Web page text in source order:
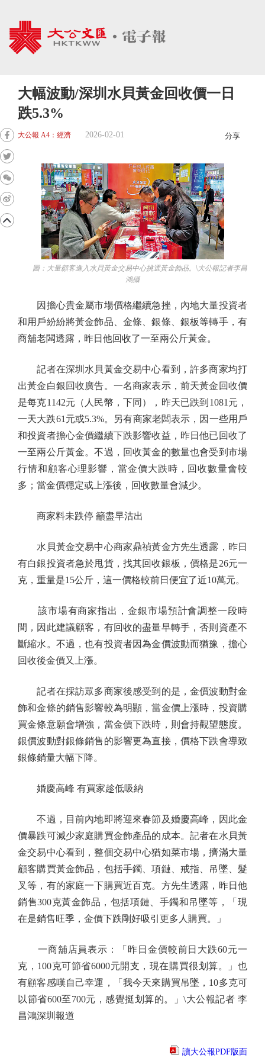
大幅波動/深圳水貝黃金回收價一日
跌5.3%
大公報 A4：經濟 2026-02-01 分享
圖：大量顧客進入水貝黃金交易中心挑選黃金飾品。\大公報記者李昌
鴻攝
因擔心貴金屬市場價格繼續急挫，內地大量投資者
和用戶紛紛將黃金飾品、金條、銀條、銀板等轉手，有
商舖老闆透露，昨日他回收了一至兩公斤黃金。
記者在深圳水貝黃金交易中心看到，許多商家均打
出黃金白銀回收廣告。一名商家表示，前天黃金回收價
是每克1142元（人民幣，下同），昨天已跌到1081元，
一天大跌61元或5.3%。另有商家老闆表示，因一些用戶
和投資者擔心金價繼續下跌影響收益，昨日他已回收了
一至兩公斤黃金。不過，回收黃金的數量也會受到市場
行情和顧客心理影響，當金價大跌時，回收數量會較
多；當金價穩定或上漲後，回收數量會減少。
商家料未跌停 籲盡早沽出
水貝黃金交易中心商家鼎禎黃金方先生透露，昨日
有白銀投資者急於甩貨，找其回收銀板，價格是26元一
克，重量是15公斤，這一價格較前日便宜了近10萬元。
該市場有商家指出，金銀市場預計會調整一段時
間，因此建議顧客，有回收的盡量早轉手，否則資產不
斷縮水。不過，也有投資者因為金價波動而猶豫，擔心
回收後金價又上漲。
記者在採訪眾多商家後感受到的是，金價波動對金
飾和金條的銷售影響較為明顯，當金價上漲時，投資購
買金條意願會增強，當金價下跌時，則會持觀望態度。
銀價波動對銀條銷售的影響更為直接，價格下跌會導致
銀條銷量大幅下降。
婚慶高峰 有買家趁低吸納
不過，目前內地即將迎來春節及婚慶高峰，因此金
價暴跌可減少家庭購買金飾產品的成本。記者在水貝黃
金交易中心看到，整個交易中心猶如菜市場，擠滿大量
顧客購買黃金飾品，包括手鐲、項鏈、戒指、吊墜、髮
叉等，有的家庭一下購買近百克。方先生透露，昨日他
銷售300克黃金飾品，包括項鏈、手鐲和吊墜等，「現
在是銷售旺季，金價下跌剛好吸引更多人購買。」
一商舖店員表示：「昨日金價較前日大跌60元一
克，100克可節省6000元開支，現在購買很划算。」也
有顧客感嘆自己幸運，「我今天來購買吊墜，10多克可
以節省600至700元，感覺挺划算的。」\大公報記者 李
昌鴻深圳報道
讀大公報PDF版面